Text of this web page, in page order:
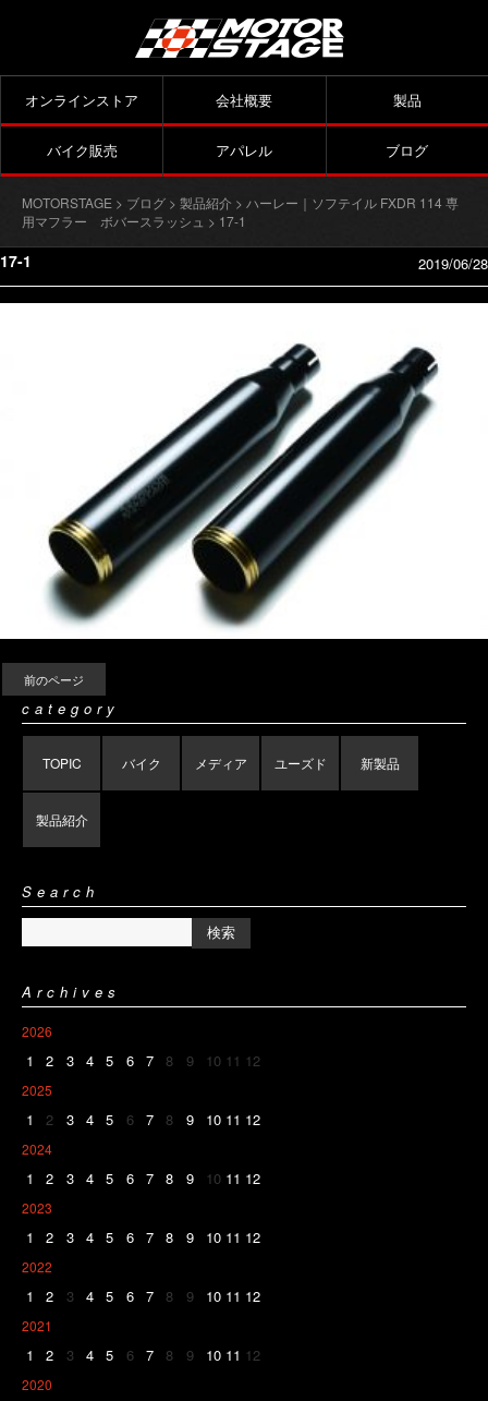
オンラインストア 会社概要 製品
バイク販売 アパレル ブログ
MOTORSTAGE > ブログ > 製品紹介 > ハーレー｜ソフテイル FXDR 114 専
用マフラー ボバースラッシュ > 17-1
17-1 2019/06/28
前のページ
category
TOPIC バイク メディア ユーズド 新製品
製品紹介
Search
Archives
2026
1 2 3 4 5 6 7 8 9 10 11 12
2025
1 2 3 4 5 6 7 8 9 10 11 12
2024
1 2 3 4 5 6 7 8 9 10 11 12
2023
1 2 3 4 5 6 7 8 9 10 11 12
2022
1 2 3 4 5 6 7 8 9 10 11 12
2021
1 2 3 4 5 6 7 8 9 10 11 12
2020